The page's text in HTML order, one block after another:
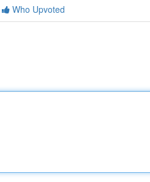
Who Upvoted